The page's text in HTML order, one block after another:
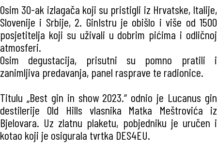
Osim 30-ak izlagača koji su pristigli iz Hrvatske, Italije,
Slovenije i Srbije, 2. GinIstru je obišlo i više od 1500
posjetitelja koji su uživali u dobrim pićima i odličnoj
atmosferi.
Osim degustacija, prisutni su pomno pratili i
zanimljiva predavanja, panel rasprave te radionice.
Titulu „Best gin in show 2023.“ odnio je Lucanus gin
destilerije Old Hills vlasnika Matka Meštrovića iz
Bjelovara. Uz zlatnu plaketu, pobjedniku je uručen i
kotao koji je osigurala tvrtka DES4EU.